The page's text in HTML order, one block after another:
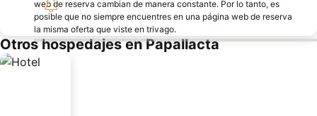
web de reserva cambian de manera constante. Por lo tanto, es
posible que no siempre encuentres en una página web de reserva
la misma oferta que viste en trivago.
Otros hospedajes en Papallacta